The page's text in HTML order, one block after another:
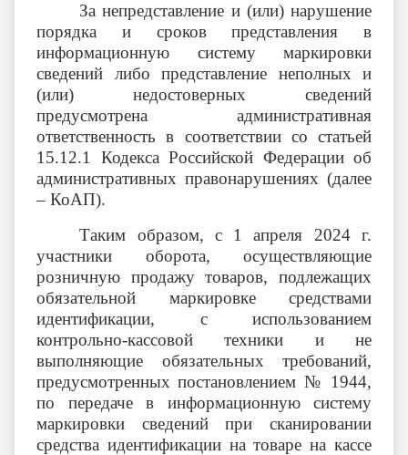
За непредставление и (или) нарушение
порядка и сроков представления в
информационную систему маркировки
сведений либо представление неполных и
(или) недостоверных сведений
предусмотрена административная
ответственность в соответствии со статьей
15.12.1 Кодекса Российской Федерации об
административных правонарушениях (далее
– КоАП).
Таким образом, с 1 апреля 2024 г.
участники оборота, осуществляющие
розничную продажу товаров, подлежащих
обязательной маркировке средствами
идентификации, с использованием
контрольно-кассовой техники и не
выполняющие обязательных требований,
предусмотренных постановлением № 1944,
по передаче в информационную систему
маркировки сведений при сканировании
средства идентификации на товаре на кассе